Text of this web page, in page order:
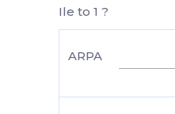
Ile to 1 ?
ARPA